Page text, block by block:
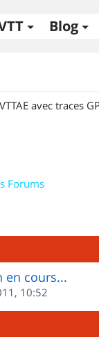
Blog
avec traces
Forums
en cours...
10:52